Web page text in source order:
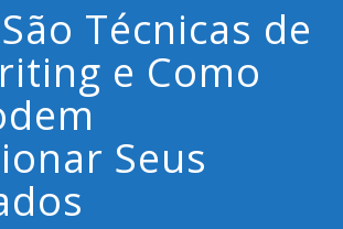
Técnicas de
e Como
Seus